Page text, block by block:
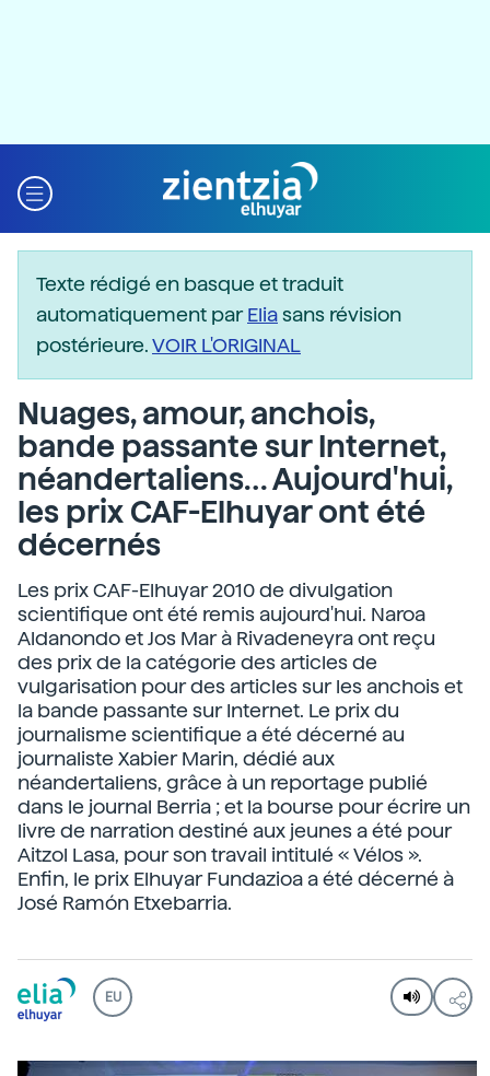
Texte rédigé en basque et traduit
automatiquement parEliasans révision
postérieure.VOIR L'ORIGINAL
Nuages, amour, anchois,
bande passante sur Internet,
néandertaliens… Aujourd'hui,
les prix CAF-Elhuyar ont été
décernés
Les prix CAF-Elhuyar 2010 de divulgation
scientifique ont été remis aujourd'hui. Naroa
Aldanondo et Jos Mar à Rivadeneyra ont reçu
des prix de la catégorie des articles de
vulgarisation pour des articles sur les anchois et
la bande passante sur Internet. Le prix du
journalisme scientifique a été décerné au
journaliste Xabier Marin, dédié aux
néandertaliens, grâce à un reportage publié
dans le journal Berria ; et la bourse pour écrire un
livre de narration destiné aux jeunes a été pour
Aitzol Lasa, pour son travail intitulé « Vélos ».
Enfin, le prix Elhuyar Fundazioa a été décerné à
José Ramón Etxebarria.
EU